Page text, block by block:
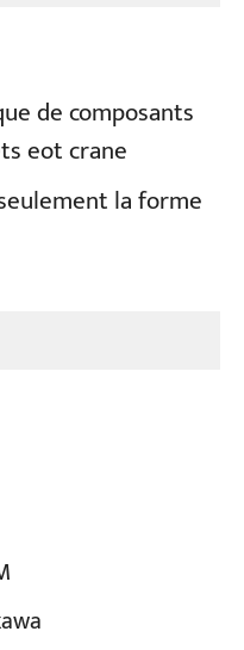
de composants
eot crane
la forme